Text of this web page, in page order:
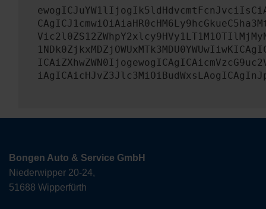
Bongen Auto & Service GmbH
Niederwipper 20-24,
51688 Wipperfürth